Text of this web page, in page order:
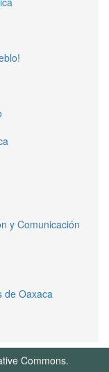
y Comunicación
de Oaxaca
Commons.